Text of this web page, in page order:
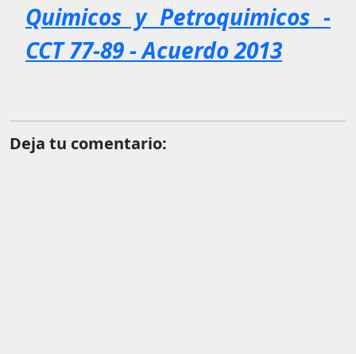
Quimicos y Petroquimicos -
CCT 77-89 - Acuerdo 2013
Deja tu comentario: